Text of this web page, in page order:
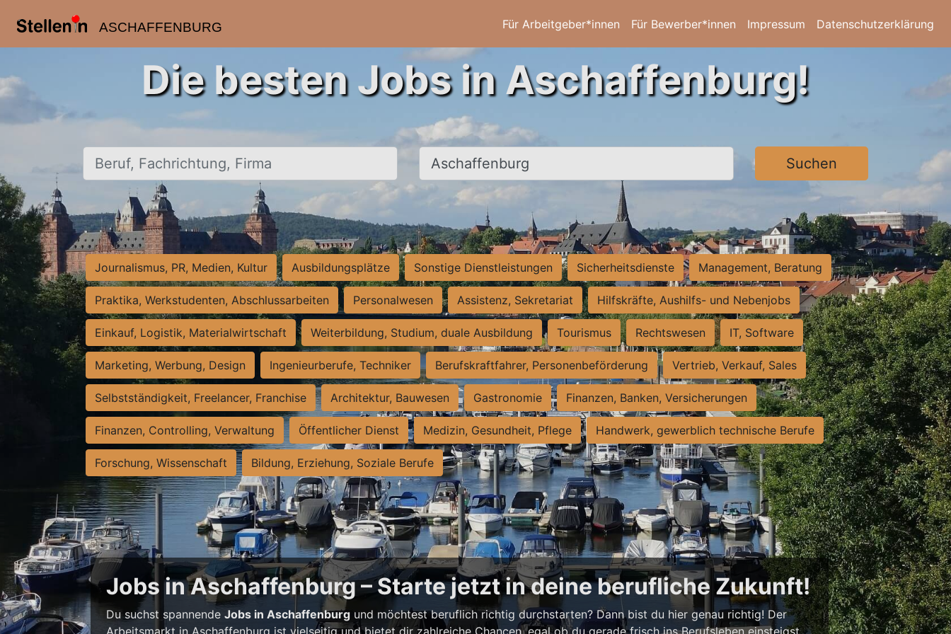
ASCHAFFENBURG Für Arbeitgeber*innen Für Bewerber*innen Impressum Datenschutzerklärung
Die besten Jobs in Aschaffenburg!
Beruf, Fachrichtung, Firma Ort, Stadt Suchen
Journalismus, PR, Medien, Kultur Ausbildungsplätze Sonstige Dienstleistungen Sicherheitsdienste Management, Beratung
Praktika, Werkstudenten, Abschlussarbeiten Personalwesen Assistenz, Sekretariat Hilfskräfte, Aushilfs- und Nebenjobs
Einkauf, Logistik, Materialwirtschaft Weiterbildung, Studium, duale Ausbildung Tourismus Rechtswesen IT, Software
Marketing, Werbung, Design Ingenieurberufe, Techniker Berufskraftfahrer, Personenbeförderung Vertrieb, Verkauf, Sales
Selbstständigkeit, Freelancer, Franchise Architektur, Bauwesen Gastronomie Finanzen, Banken, Versicherungen
Finanzen, Controlling, Verwaltung Öffentlicher Dienst Medizin, Gesundheit, Pflege Handwerk, gewerblich technische Berufe
Forschung, Wissenschaft Bildung, Erziehung, Soziale Berufe
Jobs in Aschaffenburg – Starte jetzt in deine berufliche Zukunft!
Du suchst spannendeJobs in Aschaffenburg und möchtest beruflich richtig durchstarten? Dann bist du hier genau richtig! Der